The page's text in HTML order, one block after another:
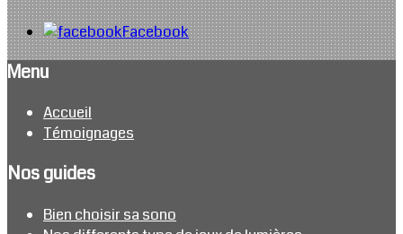
Facebook
Menu
Accueil
Témoignages
Nos guides
Bien choisir sa sono